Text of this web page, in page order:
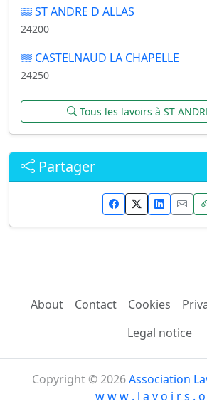
ST ANDRE D ALLAS
24200
CASTELNAUD LA CHAPELLE
24250
Tous les lavoirs à ST
Partager
About Contact Cookies
Legal notice
Copyright © 2026Association
w w w . l a v o i r s .